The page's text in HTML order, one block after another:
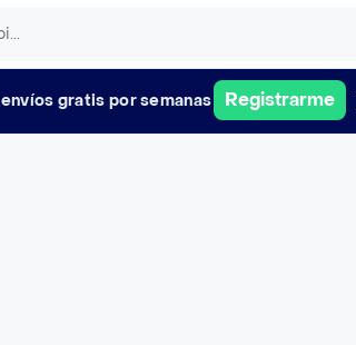
envíos gratis por semanas Registrarme